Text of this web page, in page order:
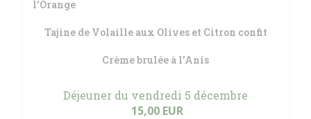
l'Orange
Tajine de Volaille aux Olives et Citron confit
Crème brulée à l'Anis
Déjeuner du vendredi 5 décembre
15,00 EUR